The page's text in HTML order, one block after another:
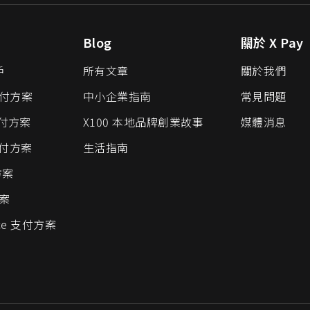
方案
方案
方案
支付方案
Blog
所有文章
中小企業指南
X100 本地品牌創業故事
生活指南
關於 X Pay
關於我們
常見問題
媒體消息